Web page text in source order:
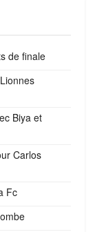
de finale
Biya et
Carlos
Fc